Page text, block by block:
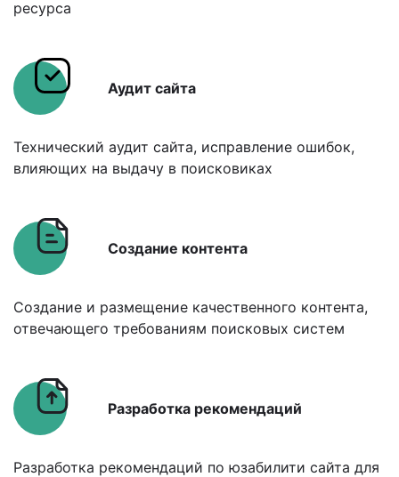
ресурса
Аудит сайта
Технический аудит сайта, исправление ошибок,
влияющих на выдачу в поисковиках
Создание контента
Создание и размещение качественного контента,
отвечающего требованиям поисковых систем
Разработка рекомендаций
Разработка рекомендаций по юзабилити сайта для